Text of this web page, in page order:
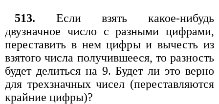
513. Если взять какое-нибудь
двузначное число с разными цифрами,
переставить в нем цифры и вычесть из
взятого числа получившееся, то разность
будет делиться на 9. Будет ли это верно
для трехзначных чисел (переставляются
крайние цифры)?